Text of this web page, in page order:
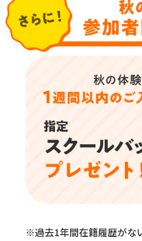
※過去1年間在籍履歴がな